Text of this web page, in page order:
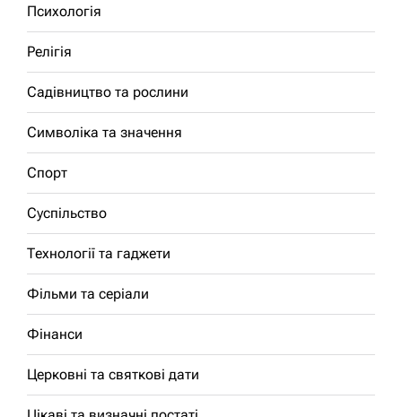
Психологія
Релігія
Садівництво та рослини
Символіка та значення
Спорт
Суспільство
Технології та гаджети
Фільми та серіали
Фінанси
Церковні та святкові дати